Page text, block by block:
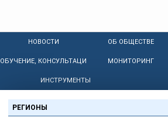
НОВОСТИ ОБ ОБЩЕСТВЕ
ОБУЧЕНИЕ, КОНСУЛЬТАЦИИ МОНИТОРИНГ
ИНСТРУМЕНТЫ
РЕГИОНЫ